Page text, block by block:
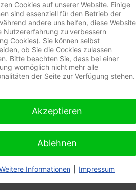
Cookies auf unserer Website. Einige
sind essenziell für den Betrieb der
andere uns helfen, diese Website
Nutzererfahrung zu verbessern
Cookies). Sie können selbst
ob Sie die Cookies zulassen
Bitte beachten Sie, dass bei einer
womöglich nicht mehr alle
der Seite zur Verfügung stehen.
Akzeptieren
Ablehnen
Weitere Informationen Impressum